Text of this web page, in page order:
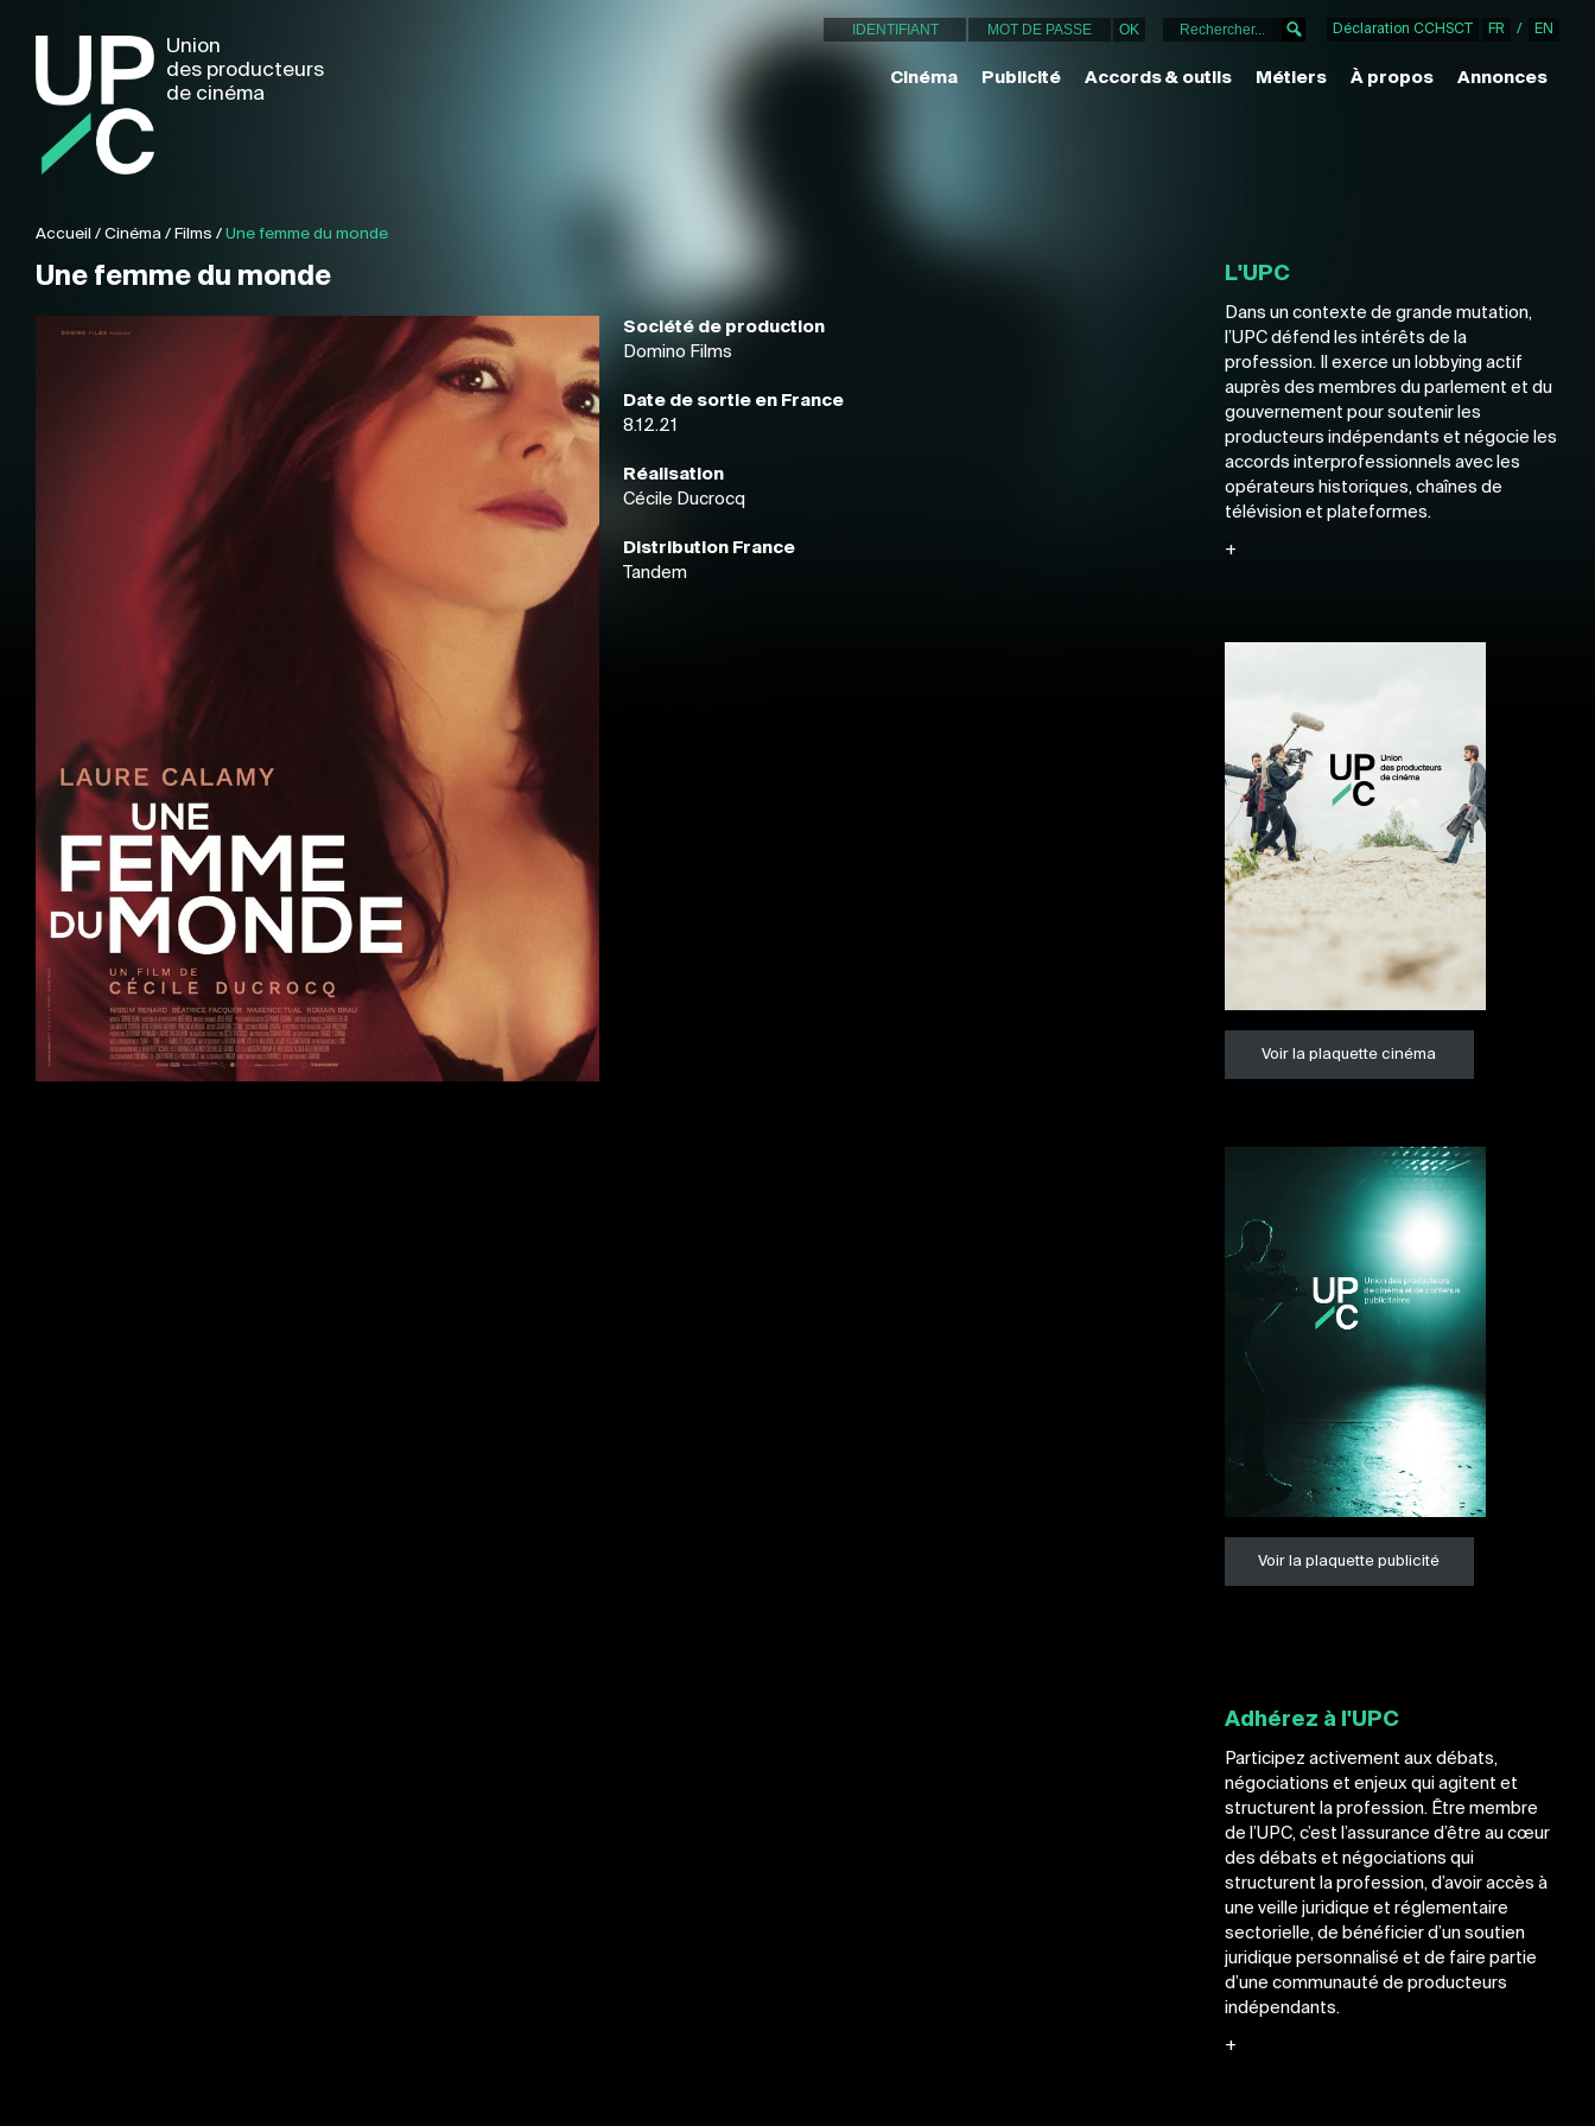
Union
des producteurs
de cinéma
Déclaration CCHSCT FR / EN
Cinéma Publicité Accords & outils Métiers À propos Annonces
Accueil / Cinéma / Films / Une femme du monde
Une femme du monde
Société de production
Domino Films
Date de sortie en France
8.12.21
Réalisation
Cécile Ducrocq
Distribution France
Tandem
L'UPC
Dans un contexte de grande mutation,
l’UPC défend les intérêts de la
profession. Il exerce un lobbying actif
auprès des membres du parlement et du
gouvernement pour soutenir les
producteurs indépendants et négocie les
accords interprofessionnels avec les
opérateurs historiques, chaînes de
télévision et plateformes.
+
Voir la plaquette cinéma
Voir la plaquette publicité
Adhérez à l'UPC
Participez activement aux débats,
négociations et enjeux qui agitent et
structurent la profession. Être membre
de l’UPC, c’est l’assurance d’être au cœur
des débats et négociations qui
structurent la profession, d’avoir accès à
une veille juridique et réglementaire
sectorielle, de bénéficier d’un soutien
juridique personnalisé et de faire partie
d’une communauté de producteurs
indépendants.
+